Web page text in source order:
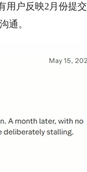
用户反映2月份提
通。